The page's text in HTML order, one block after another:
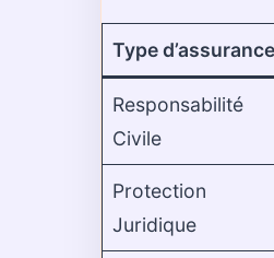
Type d’assurance
Responsabilité
Civile
Protection
Juridique